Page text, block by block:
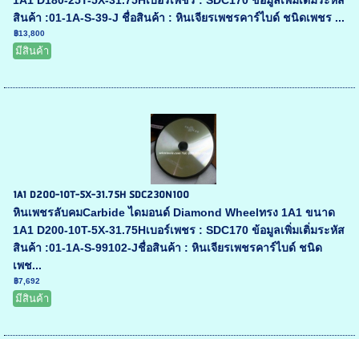
สินค้า :01-1A-S-39-J ชื่อสินค้า : หินเจียรเพชรคาร์ไบด์ ชนิดเพชร ...
฿13,800
มีสินค้า
1A1 D200-10T-5X-31.75H SDC230N100
หินเพชรลับคมCarbide ไดมอนด์ Diamond Wheelทรง 1A1 ขนาด
1A1 D200-10T-5X-31.75Hเบอร์เพชร : SDC170 ข้อมูลเพิ่มเติ่มระหัส
สินค้า :01-1A-S-99102-Jชื่อสินค้า : หินเจียรเพชรคาร์ไบด์ ชนิด
เพช...
฿7,692
มีสินค้า